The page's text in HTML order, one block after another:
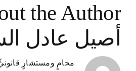
the Author:
أصيل عادل
محامٍ ومستشارٍ